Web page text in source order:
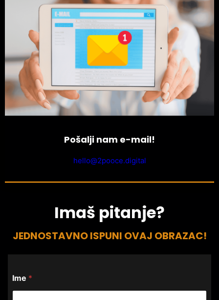
Pošalji nam e-mail!
hello@2pooce.digital
Imaš pitanje?
JEDNOSTAVNO ISPUNI OVAJ OBRAZAC!
Ime *